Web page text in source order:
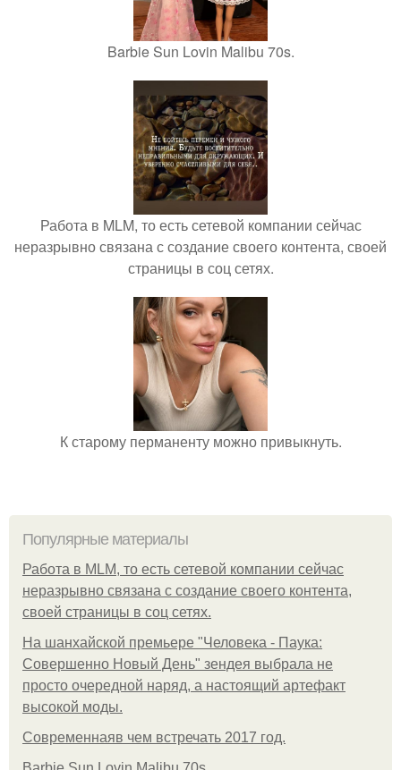
Barbie Sun Lovin Malibu 70s.
Работа в MLM, то есть сетевой компании сейчас
неразрывно связана с создание своего контента, своей
страницы в соц сетях.
К старому перманенту можно привыкнуть.
Популярные материалы
Работа в MLM, то есть сетевой компании сейчас
неразрывно связана с создание своего контента,
своей страницы в соц сетях.
На шанхайской премьере "Человека - Паука:
Совершенно Новый День" зендея выбрала не
просто очередной наряд, а настоящий артефакт
высокой моды.
Современнаяв чем встречать 2017 год.